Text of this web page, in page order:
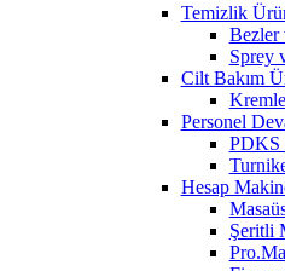
Temizlik
Bezler
Sprey
Cilt Bakım
Personel
PDKS
Hesap
Şeritli